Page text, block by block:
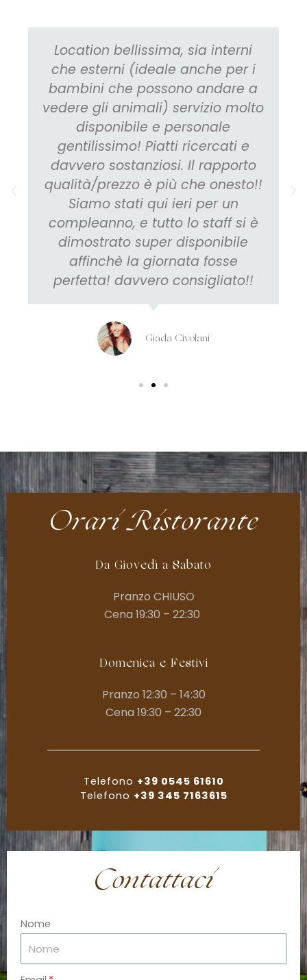
Location bellissima, sia interni
che esterni (ideale anche per i
bambini che possono andare a
vedere gli animali) servizio molto
disponibile e personale
gentilissimo! Piatti ricercati e
davvero sostanziosi. Il rapporto
qualità/prezzo è più che onesto!!
Siamo stati qui ieri per un
compleanno, e tutto lo staff si è
dimostrato super disponibile
affinchè la giornata fosse
perfetta! davvero consigliato!!
Giada Civolani
Orari Ristorante
Da Giovedì a Sabato
Pranzo CHIUSO
Cena 19:30 – 22:30
Domenica e Festivi
Pranzo 12:30 – 14:30
Cena 19:30 – 22:30
Telefono +39 0545 61610
Telefono +39 345 7163615
Contattaci
Nome